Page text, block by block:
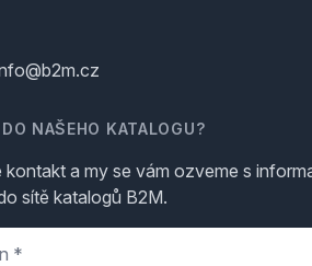
NAŠEHO KATALOGU?
kontakt a my se vám ozveme s
sítě katalogů B2M.